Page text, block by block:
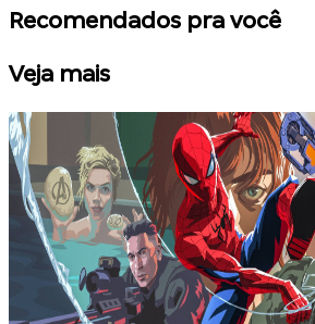
Recomendados pra você
Veja mais